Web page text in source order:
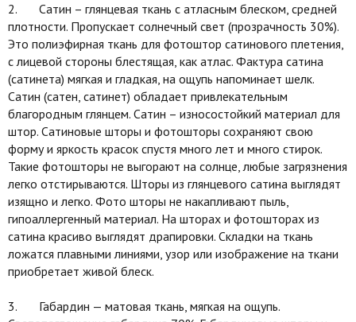
2. Сатин – глянцевая ткань с атласным блеском, средней
плотности. Пропускает солнечный свет (прозрачность 30%).
Это полиэфирная ткань для фотоштор сатинового плетения,
с лицевой стороны блестящая, как атлас. Фактура сатина
(сатинета) мягкая и гладкая, на ощупь напоминает шелк.
Сатин (сатен, сатинет) обладает привлекательным
благородным глянцем. Сатин – износостойкий материал для
штор. Сатиновые шторы и фотошторы сохраняют свою
форму и яркость красок спустя много лет и много стирок.
Такие фотошторы не выгорают на солнце, любые загрязнения
легко отстирываются. Шторы из глянцевого сатина выглядят
изящно и легко. Фото шторы не накапливают пыль,
гипоаллергенный материал. На шторах и фотошторах из
сатина красиво выглядят драпировки. Складки на ткань
ложатся плавными линиями, узор или изображение на ткани
приобретает живой блеск.
3. Габардин — матовая ткань, мягкая на ощупь.